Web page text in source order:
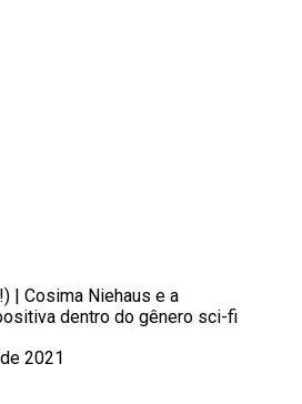
| Cosima Niehaus e a
dentro do gênero sci-fi
2021